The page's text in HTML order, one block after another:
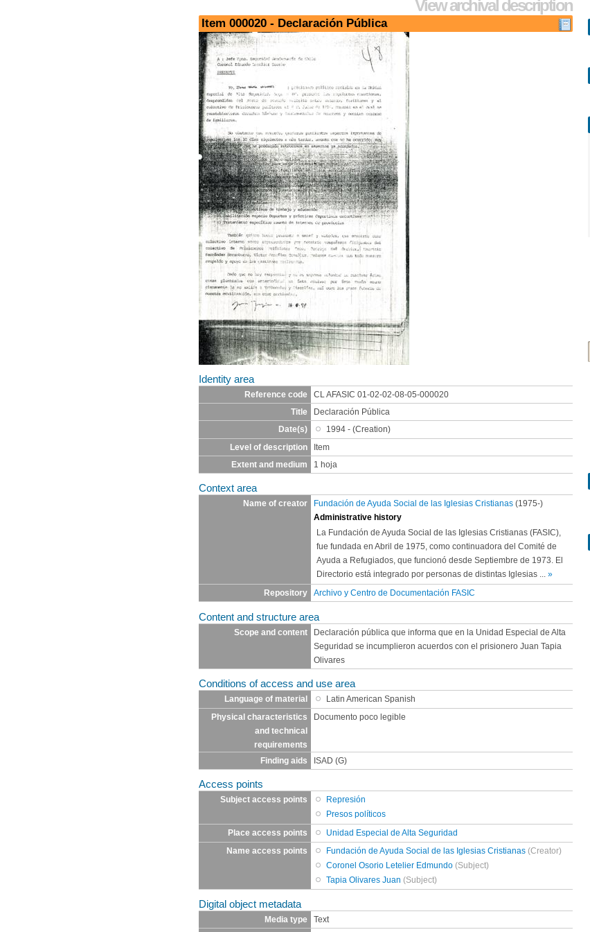
View archival description
Item 000020 - Declaración Pública
Identity area
Reference code
CL AFASIC 01-02-02-08-05-000020
Title
Declaración Pública
Date(s)
1994 - (Creation)
Level of description
Item
Extent and medium
1 hoja
Context area
Name of creator Fundación de Ayuda Social de las Iglesias Cristianas (1975-)
Administrative history
La Fundación de Ayuda Social de las Iglesias Cristianas (FASIC),
fue fundada en Abril de 1975, como continuadora del Comité de
Ayuda a Refugiados, que funcionó desde Septiembre de 1973. El
Directorio está integrado por personas de distintas Iglesias ... »
Repository
Archivo y Centro de Documentación FASIC
Content and structure area
Scope and content
Declaración pública que informa que en la Unidad Especial de Alta
Seguridad se incumplieron acuerdos con el prisionero Juan Tapia
Olivares
Conditions of access and use area
Language of material
Latin American Spanish
Physical characteristics
and technical
requirements
Documento poco legible
Finding aids ISAD (G)
Access points
Subject access points
Represión
Presos políticos
Place access points
Unidad Especial de Alta Seguridad
Name access points
Fundación de Ayuda Social de las Iglesias Cristianas (Creator)
Coronel Osorio Letelier Edmundo (Subject)
Tapia Olivares Juan (Subject)
Digital object metadata
Media type Text